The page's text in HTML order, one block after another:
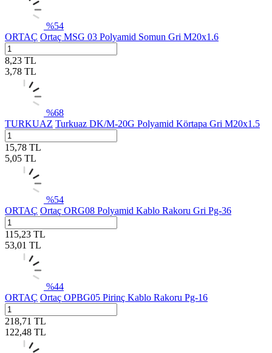
%54
ORTAÇ Ortaç MSG 03 Polyamid Somun Gri M20x1.6
8,23 TL
3,78 TL
%68
TURKUAZ Turkuaz DK/M-20G Polyamid Körtapa Gri M20x1.5
15,78 TL
5,05 TL
%54
ORTAÇ Ortaç ORG08 Polyamid Kablo Rakoru Gri Pg-36
115,23 TL
53,01 TL
%44
ORTAÇ Ortaç OPBG05 Pirinç Kablo Rakoru Pg-16
218,71 TL
122,48 TL